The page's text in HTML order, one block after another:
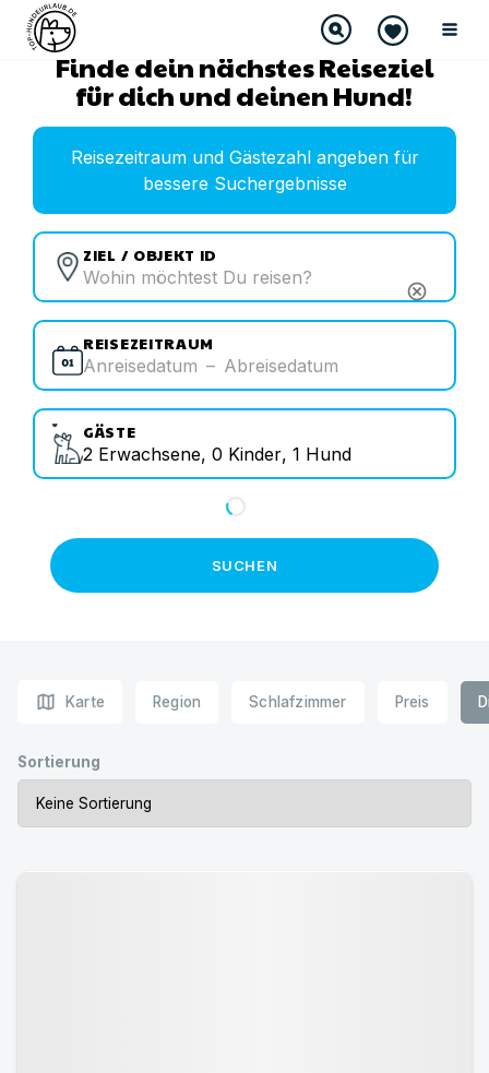
Finde dein nächstes Reiseziel
für dich und deinen Hund!
Reisezeitraum und Gästezahl angeben für
bessere Suchergebnisse
ZIEL / OBJEKT ID
cancel
REISEZEITRAUM
Anreisedatum – Abreisedatum
GÄSTE
2 Erwachsene, 0 Kinder, 1 Hund
SUCHEN
map Karte Region Schlafzimmer Preis
Sortierung